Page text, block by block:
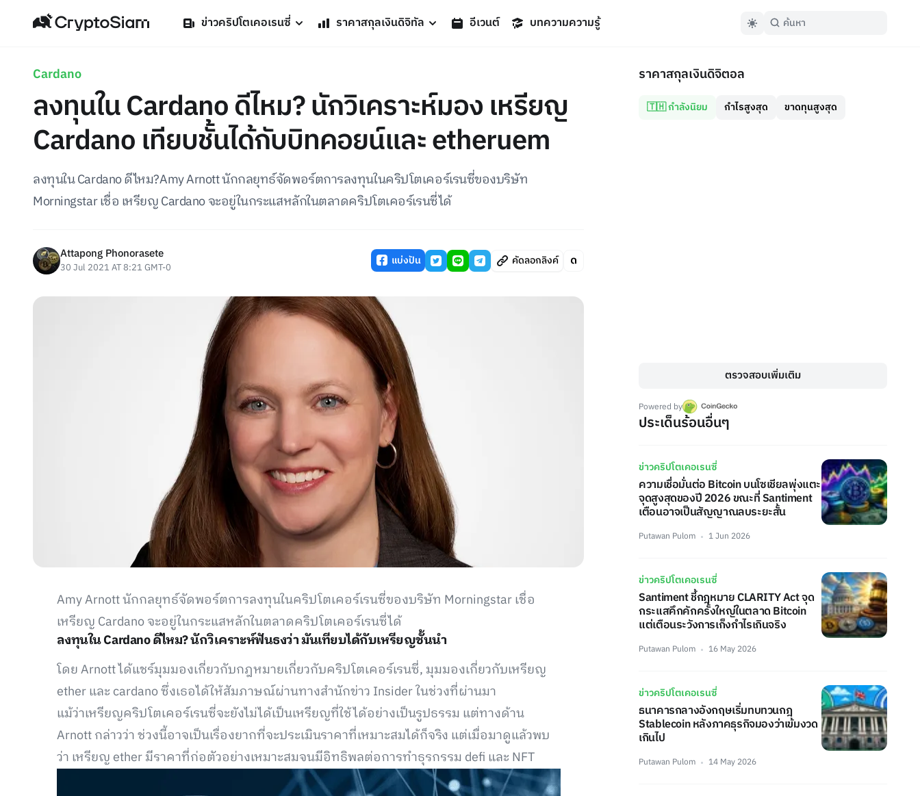
ข่าวคริปโตเคอเรนซี่ ราคาสกุลเงินดิจิทัล อีเวนต์ บทความความรู้
Cardano
ลงทุนใน Cardano ดีไหม? นักวิเคราะห์มอง เหรียญ
Cardano เทียบชั้นได้กับบิทคอยน์และ etheruem
ลงทุนใน Cardano ดีไหม?Amy Arnott นักกลยุทธ์จัดพอร์ตการลงทุนในคริปโตเคอร์เรนซี่ของบริษัท
Morningstar เชื่อ เหรียญ Cardano จะอยู่ในกระแสหลักในตลาดคริปโตเคอร์เรนซี่ได้
Attapong Phonorasete
30 Jul 2021 AT 8:21 GMT-0 แบ่งปัน คัดลอกลิงค์
Amy Arnott นักกลยุทธ์จัดพอร์ตการลงทุนในคริปโตเคอร์เรนซี่ของบริษัท Morningstar เชื่อ
เหรียญ Cardano จะอยู่ในกระแสหลักในตลาดคริปโตเคอร์เรนซี่ได้
ลงทุนใน Cardano ดีไหม? นักวิเคราะห์ฟันธงว่า มันเทียบได้กับเหรียญชั้นนำ
โดย Arnott ได้แชร์มุมมองเกี่ยวกับกฎหมายเกี่ยวกับคริปโตเคอร์เรนซี่, มุมมองเกี่ยวกับเหรียญ
ether และ cardano ซึ่งเธอได้ให้สัมภาษณ์ผ่านทางสำนักข่าว Insider ในช่วงที่ผ่านมา
แม้ว่าเหรียญคริปโตเคอร์เรนซี่จะยังไม่ได้เป็นเหรียญที่ใช้ได้อย่างเป็นรูปธรรม แต่ทางด้าน
Arnott กล่าวว่า ช่วงนี้อาจเป็นเรื่องยากที่จะประเมินราคาที่เหมาะสมได้ก็จริง แต่เมื่อมาดูแล้วพบ
ว่า เหรียญ ether มีราคาที่ก่อตัวอย่างเหมาะสมจนมีอิทธิพลต่อการทำธุรกรรม defi และ NFT
ราคาสกุลเงินดิจิตอล
🇹🇭 กำลังนิยม กำไรสูงสุด ขาดทุนสูงสุด
ตรวจสอบเพิ่มเติม
Powered by
ประเด็นร้อนอื่นๆ
ข่าวคริปโตเคอเรนซี่
ความเชื่อมั่นต่อ Bitcoin บนโซเชียลพุ่งแตะ
จุดสูงสุดของปี 2026 ขณะที่ Santiment
เตือนอาจเป็นสัญญาณลบระยะสั้น
Putawan Pulom 1 Jun 2026
ข่าวคริปโตเคอเรนซี่
Santiment ชี้กฎหมาย CLARITY Act จุด
กระแสคึกคักครั้งใหญ่ในตลาด Bitcoin
แต่เตือนระวังการเก็งกำไรเกินจริง
Putawan Pulom 16 May 2026
ข่าวคริปโตเคอเรนซี่
ธนาคารกลางอังกฤษเริ่มทบทวนกฎ
Stablecoin หลังภาคธุรกิจมองว่าเข้มงวด
เกินไป
Putawan Pulom 14 May 2026